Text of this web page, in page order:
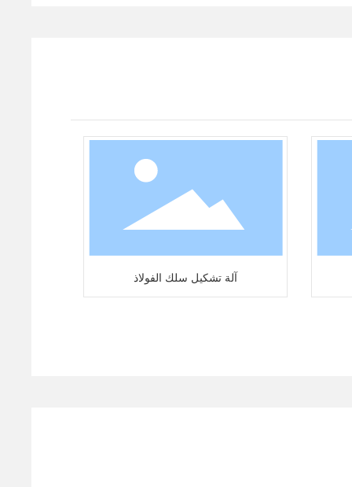
آلة تشكيل سلك الفولاذ